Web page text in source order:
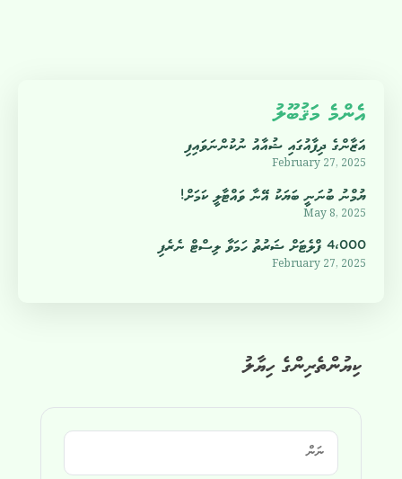
ކިޔުންތެރިންގެ ހިޔާލު
އެންމެ މަޤުބޫލު
އަޒާންގެ ދިފާއުގައި ޝުއާއު ނުކުންނަވައިފި
February 27, 2025
ޔުމްނު ބުނަނީ ބަޔަކު އޭނާ ވައްޓާލީ ކަމަށް!
May 8, 2025
4،000 ފްލެޓަށް ޝަރުތު ހަމަވާ ލިސްޓް ނެރެފި
February 27, 2025